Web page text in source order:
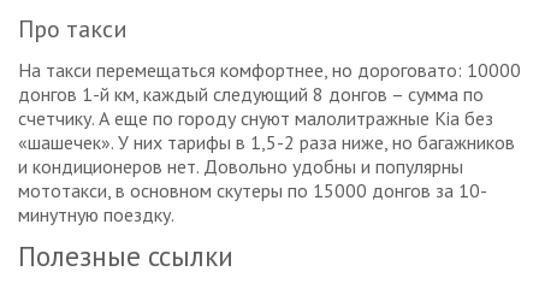
Про такси
На такси перемещаться комфортнее, но дороговато: 10000
донгов 1-й км, каждый следующий 8 донгов – сумма по
счетчику. А еще по городу снуют малолитражные Kia без
«шашечек». У них тарифы в 1,5-2 раза ниже, но багажников
и кондиционеров нет. Довольно удобны и популярны
мототакси, в основном скутеры по 15000 донгов за 10-
минутную поездку.
Полезные ссылки